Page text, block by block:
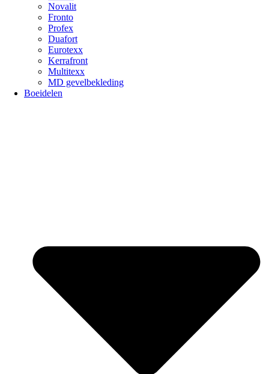
Novalit
Fronto
Profex
Duafort
Eurotexx
Kerrafront
Multitexx
MD gevelbekleding
Boeidelen